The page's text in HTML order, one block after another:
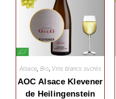
Alsace Bio Vins blancs sucrés
AOC Alsace Klevener
de Heilingenstein